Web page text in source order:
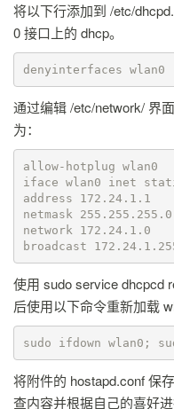
将以下行添加到 /etc/
0 接口上的 dhcp。
denyinterfaces wlan0
通过编辑 /etc/network/ 界
为：
allow-hotplug wlan0
iface wlan0 inet
address 172.24.1.1
netmask 255.255.255.0
network 172.24.1.0
broadcast
使用 sudo service dhcpcd
后使用以下命令重新加载
sudo ifdown wlan0;
将附件的 hostapd.conf 保
查内容并根据自己的喜好